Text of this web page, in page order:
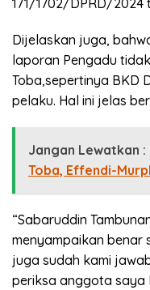
171/1702/DPRD/2024
Dijelaskan juga,
laporan Pengadu
Toba,sepertinya BKD
pelaku. Hal ini jelas
Jangan Lewatkan :
Toba, Effendi-
“Sabaruddin
menyampaikan benar
juga sudah kami
periksa anggota saya